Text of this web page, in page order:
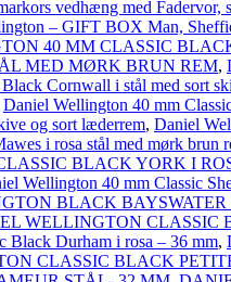
vedhæng med Fadervor,
– GIFT BOX Man,
40 MM CLASSIC
MED MØRK BRUN REM,
Cornwall i stål med sort
Daniel Wellington 40 mm
og sort læderrem, Daniel
i rosa stål med mørk brun
BLACK YORK I
Wellington 40 mm Classic
BLACK BAYSWATER
WELLINGTON CLASSIC
Black Durham i rosa – 36 mm,
CLASSIC BLACK